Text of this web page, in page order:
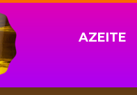
AZEITE